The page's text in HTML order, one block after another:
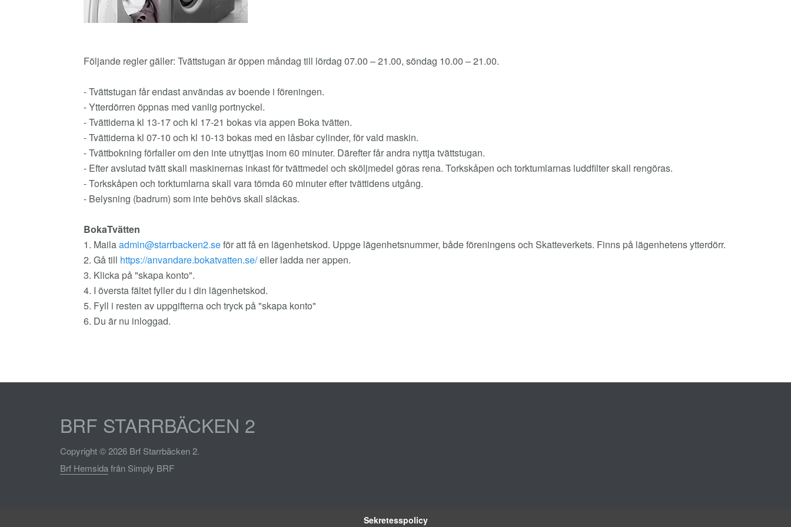
Följande regler gäller: Tvättstugan är öppen måndag till lördag 07.00 – 21.00, söndag 10.00 – 21.00.
- Tvättstugan får endast användas av boende i föreningen.
- Ytterdörren öppnas med vanlig portnyckel.
- Tvättiderna kl 13-17 och kl 17-21 bokas via appen Boka tvätten.
- Tvättiderna kl 07-10 och kl 10-13 bokas med en låsbar cylinder, för vald maskin.
- Tvättbokning förfaller om den inte utnyttjas inom 60 minuter. Därefter får andra nyttja tvättstugan.
- Efter avslutad tvätt skall maskinernas inkast för tvättmedel och sköljmedel göras rena. Torkskåpen och torktumlarnas luddfilter skall rengöras.
- Torkskåpen och torktumlarna skall vara tömda 60 minuter efter tvättidens utgång.
- Belysning (badrum) som inte behövs skall släckas.
BokaTvätten
1. Maila
för att få en lägenhetskod. Uppge lägenhetsnummer, både föreningens och Skatteverkets. Finns på lägenhetens ytterdörr.
2. Gå till https://anvandare.bokatvatten.se/eller ladda ner appen.
3. Klicka på "skapa konto".
4. I översta fältet fyller du i din lägenhetskod.
5. Fyll i resten av uppgifterna och tryck på "skapa konto"
6. Du är nu inloggad.
BRF STARRBÄCKEN 2
Copyright © 2026 Brf Starrbäcken 2.
Brf Hemsidafrån Simply BRF
Sekretesspolicy